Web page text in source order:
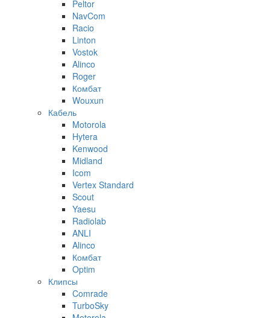
Peltor
NavCom
Racio
Linton
Vostok
Alinco
Roger
Комбат
Wouxun
Кабель
Motorola
Hytera
Kenwood
Midland
Icom
Vertex Standard
Scout
Yaesu
Radiolab
ANLI
Alinco
Комбат
Optim
Клипсы
Comrade
TurboSky